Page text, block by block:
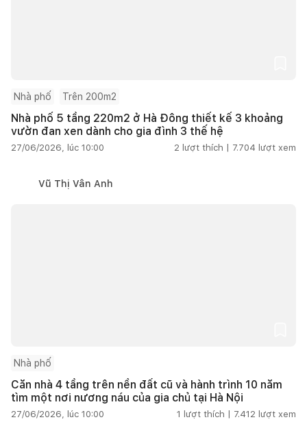
Nhà phố Trên 200m2
Nhà phố 5 tầng 220m2 ở Hà Đông thiết kế 3 khoảng
vườn đan xen dành cho gia đình 3 thế hệ
27/06/2026, lúc 10:00 2 lượt thích | 7.704 lượt xem
Vũ Thị Vân Anh
Nhà phố
Căn nhà 4 tầng trên nền đất cũ và hành trình 10 năm
tìm một nơi nương náu của gia chủ tại Hà Nội
27/06/2026, lúc 10:00 1 lượt thích | 7.412 lượt xem